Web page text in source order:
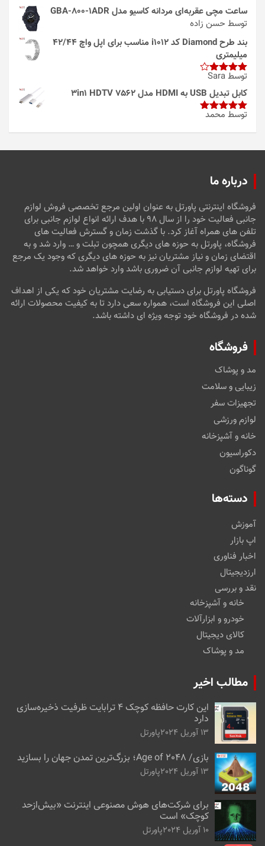
ساعت مچی عقربه‌ای مردانه کاسیو مدل GBA-800-1ADR
توسط حسن زاده
بند طرح Diamond کد i1012 مناسب برای اپل واچ 42/44
میلیمتری
امتیاز4
از 5
توسط Sara
کابل تبدیل USB به HDMI مدل 3in1 HDTV 7562
امتیاز5از
توسط محمد
درباره ما
فروشگاه اینترنتی پاورتل به عنوان اولین مرجع تخصصی فروش لوازم
جانبی فعالیت خود را از سال ۹۸ با هدف ارائه انواع لوازم جانبی برای
تلفن های همراه آغاز کرد. با گذشت زمان و گسترش فعالیت های
فروشگاه، پاورتل به حوزه های دیگری همچون تبلت و … وارد شد و به
اقتضای زمان و نیاز مشتریان نیز به حوزه های دیگری که وجود یک مرجع
برای تهیه لوازم جانبی آن ضروری باشد وارد خواهد شد.
فروشگاه پاورتل برای دستیابی به رضایت مشتریان خود که یکی از اهداف
اصلی این فروشگاه است، همواره سعی دارد تا به کیفیت محصولات ارائه
شده در فروشگاه خود توجه ویژه ای داشته باشد.
فروشگاه
مد و پوشاک
زیبایی و سلامت
تجهیزات سفر
لوازم ورزشی
خانه و آشپزخانه
دکوراسیون
گوناگون
دسته‌ها
آموزش
اپ بازار
اخبار فناوری
ارزدیجیتال
نقد و بررسی
خانه و آشپزخانه
خودرو و ابزارآلات
کالای دیجیتال
مد و پوشاک
مطالب اخیر
این کارت حافظه کوچک ۴ ترابایت ظرفیت ذخیره‌سازی
دارد
13 آوریل 2024 پاورتل
بازی/ Age of 2048؛ بزرگ‌ترین تمدن جهان را بسازید
13 آوریل 2024 پاورتل
برای شرکت‌های هوش مصنوعی اینترنت «بیش‌از‌حد
کوچک» است
10 آوریل 2024 پاورتل